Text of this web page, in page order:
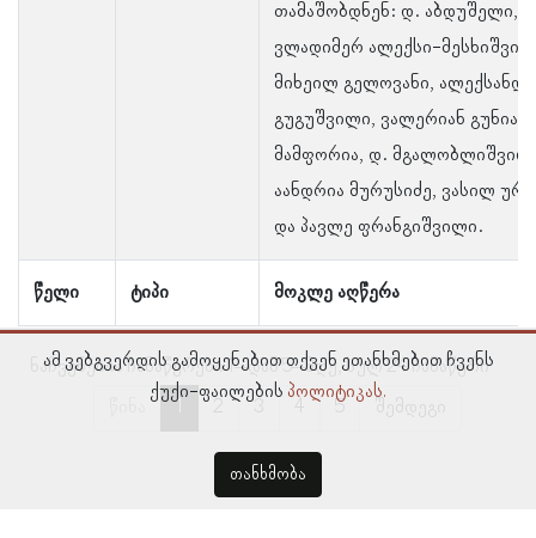
წელი ტიპი მოკლე აღწერა
თამაშობდნენ: დ. აბდუშელი,
ვლადიმერ ალექსი-
მიხეილ გელოვანი,
გუგუშვილი, ვალერიან გუნია,
მამფორია, დ.
აანდრია მურუსიძე, ვასილ
და პავლე ფრანგიშვილი.
ნაჩვენებია ჩანაწერები 1–დან 5–მდე, სულ 24 ჩანაწერი
1 5
ამ ვებგვერდის გამოყენებით თქვენ ეთანხმებით ჩვენს
ქუქი-ფაილების პოლიტიკას.
თანხმობა